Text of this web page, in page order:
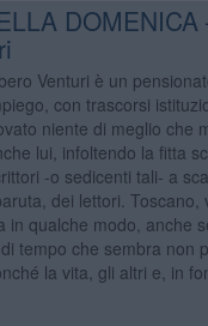
Venturi è un
con trascorsi
niente di meglio che
lui, infoltendo la fitta
-o sedicenti tali- a
dei lettori. Toscano,
in qualche modo, anche
tempo che sembra non
la vita, gli altri e, in